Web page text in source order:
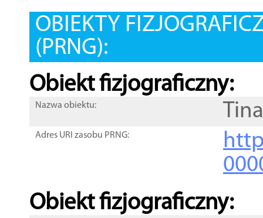
OBIEKTY
(PRNG):
Obiekt fizjograficzny:
Nazwa obiektu:
Adres URI zasobu PRNG:
Obiekt fizjograficzny: